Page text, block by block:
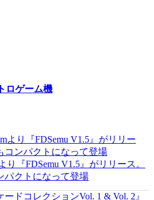
ロゲーム機
り『FDSemu V1.5』がリリース。
パクトになって登場